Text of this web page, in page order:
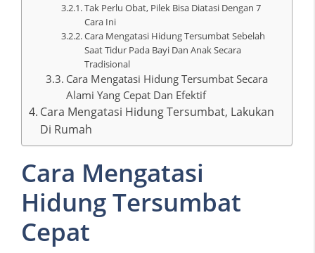
Tak Perlu Obat, Pilek Bisa Diatasi Dengan 7
Cara Ini
Cara Mengatasi Hidung Tersumbat Sebelah
Saat Tidur Pada Bayi Dan Anak Secara
Tradisional
Cara Mengatasi Hidung Tersumbat Secara
Alami Yang Cepat Dan Efektif
Cara Mengatasi Hidung Tersumbat, Lakukan
Di Rumah
Cara Mengatasi
Hidung Tersumbat
Cepat